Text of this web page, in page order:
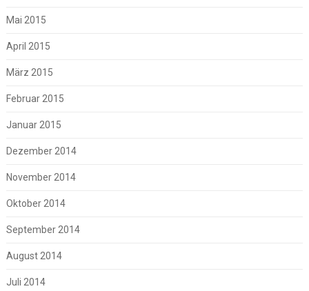
Mai 2015
April 2015
März 2015
Februar 2015
Januar 2015
Dezember 2014
November 2014
Oktober 2014
September 2014
August 2014
Juli 2014